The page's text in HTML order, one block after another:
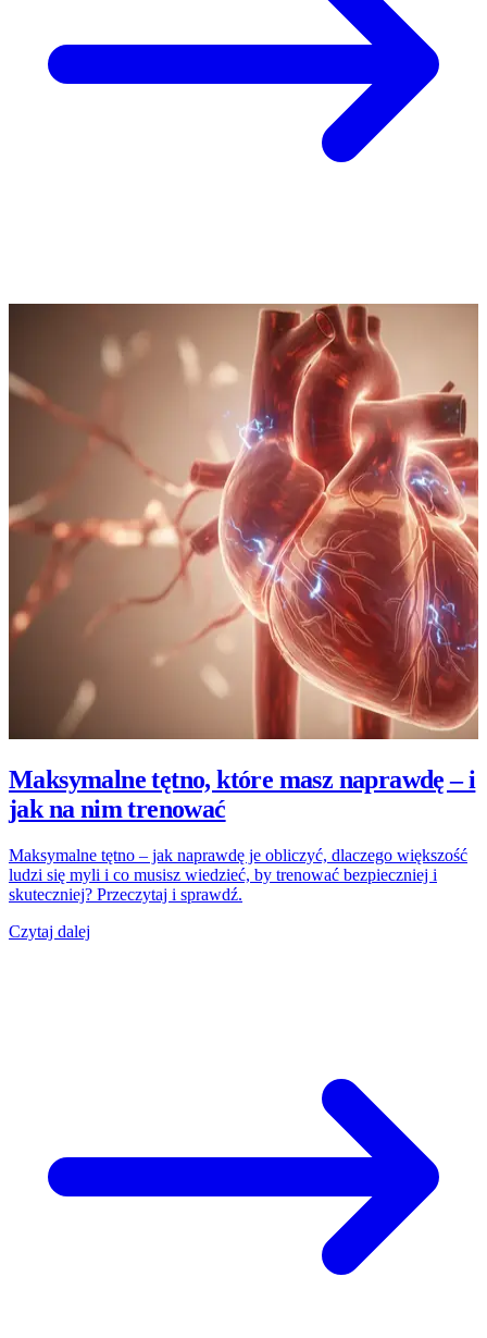
Maksymalne tętno, które masz naprawdę – i
jak na nim trenować
Maksymalne tętno – jak naprawdę je obliczyć, dlaczego większość
ludzi się myli i co musisz wiedzieć, by trenować bezpieczniej i
skuteczniej? Przeczytaj i sprawdź.
Czytaj dalej